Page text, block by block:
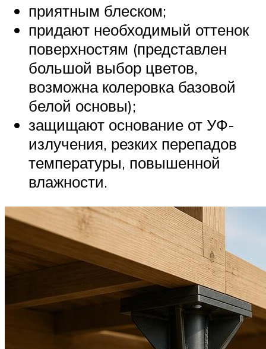
приятным блеском;
придают необходимый оттенок
поверхностям (представлен
большой выбор цветов,
возможна колеровка базовой
белой основы);
защищают основание от УФ-
излучения, резких перепадов
температуры, повышенной
влажности.